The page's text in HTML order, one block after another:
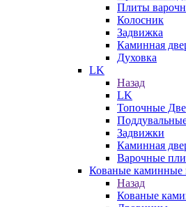
Плиты
Колосник
Задвижка
Каминная
Духовка
LK
Назад
LK
Топочные
Задвижки
Каминная
Варочные
Кованые каминные
Назад
Кованые